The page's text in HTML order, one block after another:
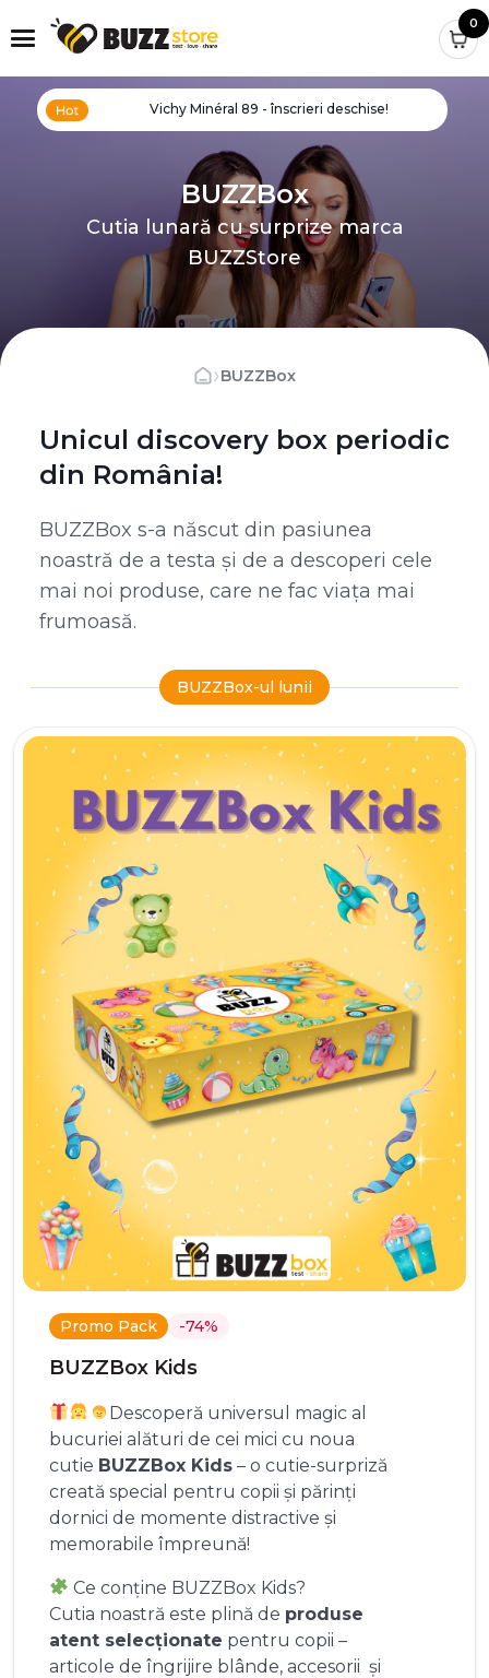
0
Vichy Minéral 89 - înscrieri deschise!
BUZZBox
Cutia lunară cu surprize marca
BUZZStore
›BUZZBox
Unicul discovery box periodic
din România!
BUZZBox s-a născut din pasiunea
noastră de a testa și de a descoperi cele
mai noi produse, care ne fac viața mai
frumoasă.
BUZZBox-ul lunii
Promo Pack -74%
BUZZBox Kids
Descoperă universul magic al
bucuriei alături de cei mici cu noua
cutie BUZZBox Kids – o cutie-surpriză
creată special pentru copii și părinți
dornici de momente distractive și
memorabile împreună!
Ce conține BUZZBox Kids?
Cutia noastră este plină de produse
atent selecționate pentru copii –
articole de îngrijire blânde, accesorii și